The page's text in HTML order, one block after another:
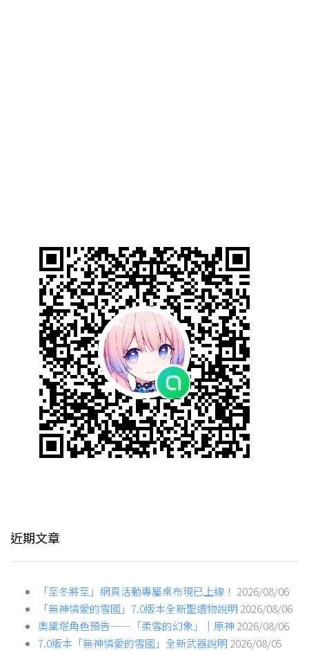
近期文章
「至冬將至」網頁活動專屬桌布現已上線！ 2026/08/06
「無神憐愛的雪國」7.0版本全新聖遺物說明 2026/08/06
奧黛塔角色預告——「柔雪的幻象」｜原神 2026/08/06
7.0版本「無神憐愛的雪國」全新武器說明 2026/08/05